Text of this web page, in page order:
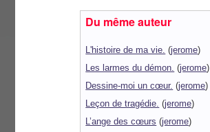
Du même auteur
L'histoire de ma vie. (jerome)
Les larmes du démon. (jerome)
Dessine-moi un cœur. (jerome)
Leçon de tragédie. (jerome)
L’ange des cœurs (jerome)